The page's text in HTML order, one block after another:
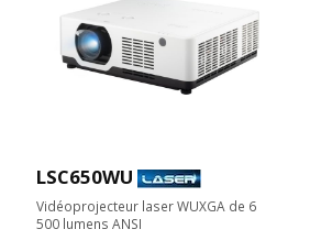
LSC650WU
Vidéoprojecteur laser WUXGA de 6
500 lumens ANSI